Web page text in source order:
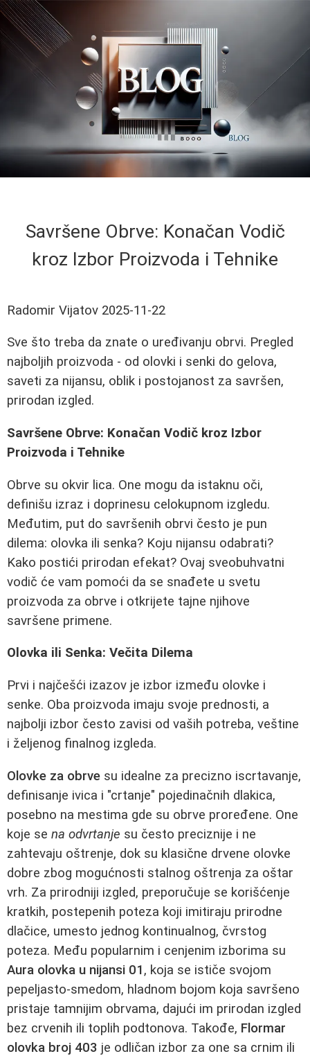
Savršene Obrve: Konačan Vodič
kroz Izbor Proizvoda i Tehnike
Radomir Vijatov 2025-11-22
Sve što treba da znate o uređivanju obrvi. Pregled
najboljih proizvoda - od olovki i senki do gelova,
saveti za nijansu, oblik i postojanost za savršen,
prirodan izgled.
Savršene Obrve: Konačan Vodič kroz Izbor
Proizvoda i Tehnike
Obrve su okvir lica. One mogu da istaknu oči,
definišu izraz i doprinesu celokupnom izgledu.
Međutim, put do savršenih obrvi često je pun
dilema: olovka ili senka? Koju nijansu odabrati?
Kako postići prirodan efekat? Ovaj sveobuhvatni
vodič će vam pomoći da se snađete u svetu
proizvoda za obrve i otkrijete tajne njihove
savršene primene.
Olovka ili Senka: Večita Dilema
Prvi i najčešći izazov je izbor između olovke i
senke. Oba proizvoda imaju svoje prednosti, a
najbolji izbor često zavisi od vaših potreba, veštine
i željenog finalnog izgleda.
Olovke za obrve su idealne za precizno iscrtavanje,
definisanje ivica i "crtanje" pojedinačnih dlakica,
posebno na mestima gde su obrve proređene. One
koje se na odvrtanje su često preciznije i ne
zahtevaju oštrenje, dok su klasične drvene olovke
dobre zbog mogućnosti stalnog oštrenja za oštar
vrh. Za prirodniji izgled, preporučuje se korišćenje
kratkih, postepenih poteza koji imitiraju prirodne
dlačice, umesto jednog kontinualnog, čvrstog
poteza. Među popularnim i cenjenim izborima su
Aura olovka u nijansi 01, koja se ističe svojom
pepeljasto-smedom, hladnom bojom koja savršeno
pristaje tamnijim obrvama, dajući im prirodan izgled
bez crvenih ili toplih podtonova. Takođe, Flormar
olovka broj 403 je odličan izbor za one sa crnim ili